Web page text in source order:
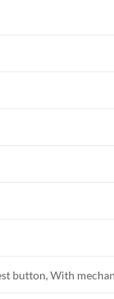
button, With